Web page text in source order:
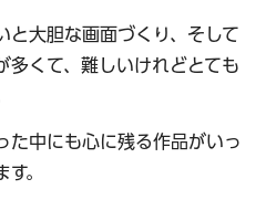
と大胆な画面づくり、そして
多くて、難しいけれどとても
た中にも心に残る作品がいっ
。